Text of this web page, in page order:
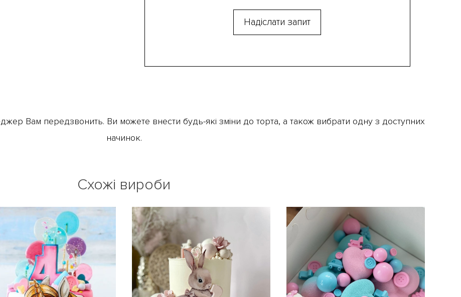
Вам передзвонить. Ви можете внести будь-які зміни до торта, а також вибрати одну з доступних
начинок.
Схожі вироби